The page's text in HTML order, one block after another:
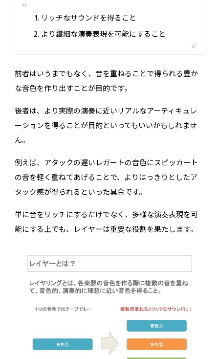
リッチなサウンドを得ること
より繊細な演奏表現を可能にすること
前者はいうまでもなく、音を重ねることで得られる豊か
な音色を作り出すことが目的です。
後者は、より実際の演奏に近いリアルなアーティキュレ
ーションを得ることが目的といってもいいかもしれませ
ん。
例えば、アタックの遅いレガートの音色にスピッカート
の音を軽く重ねてあげることで、よりはっきりとしたア
タック感が得られるといった具合です。
単に音をリッチにするだけでなく、多様な演奏表現を可
能にする上でも、レイヤーは重要な役割を果たします。